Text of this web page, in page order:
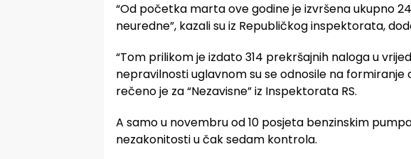
“Od početka marta ove godine je izvršena ukupno
neuredne”, kazali su iz Republičkog inspektorata,
“Tom prilikom je izdato 314 prekršajnih naloga u
nepravilnosti uglavnom su se odnosile na
rečeno je za “Nezavisne” iz Inspektorata RS.
A samo u novembru od 10 posjeta benzinskim
nezakonitosti u čak sedam kontrola.